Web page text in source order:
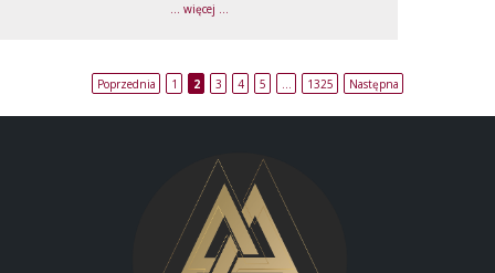
... więcej ...
Poprzednia 1 2 3 4 5 1325 Następna